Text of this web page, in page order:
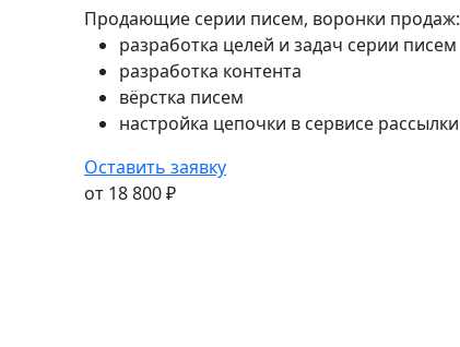
Продающие серии писем, воронки продаж:
разработка целей и задач серии писем
разработка контента
вёрстка писем
настройка цепочки в сервисе рассылки
Оставить заявку
от 18 800 ₽